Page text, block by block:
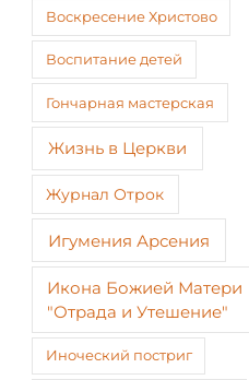
Воскресение Христово
Воспитание детей
Гончарная мастерская
Жизнь в Церкви
Журнал Отрок
Игумения Арсения
Икона Божией Матери
"Отрада и Утешение"
Иноческий постриг